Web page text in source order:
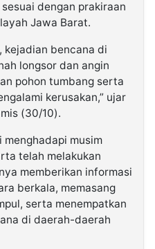
dengan prakiraan
Jawa Barat.
kejadian bencana di
longsor dan angin
pohon tumbang serta
kerusakan,” ujar
(30/10).
menghadapi musim
telah melakukan
memberikan informasi
berkala, memasang
serta menempatkan
di daerah-daerah